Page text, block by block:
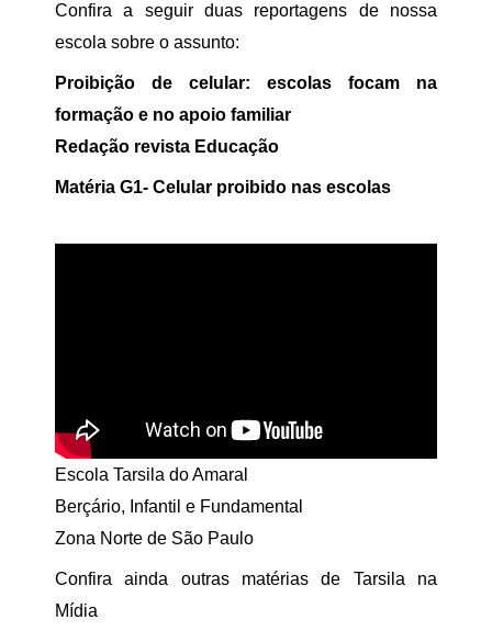
Confira a seguir duas reportagens de nossa
escola sobre o assunto:
Proibição de celular: escolas focam na
formação e no apoio familiar
Redação revista Educação
Matéria G1- Celular proibido nas escolas
Escola Tarsila do Amaral
Berçário, Infantil e Fundamental
Zona Norte de São Paulo
Confira ainda outras matérias de Tarsila na
Mídia